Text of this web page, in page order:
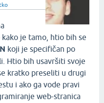
je tamo, htio bih se
koji je specifičan po
Htio bih usavršiti svoje
kratko preseliti u drugi
i ako ga vode pravi
web-stranica